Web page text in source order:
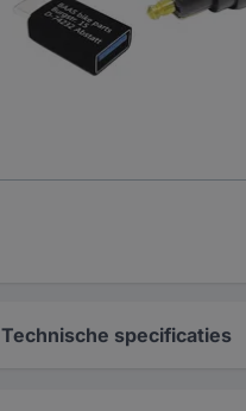
Technische specificaties